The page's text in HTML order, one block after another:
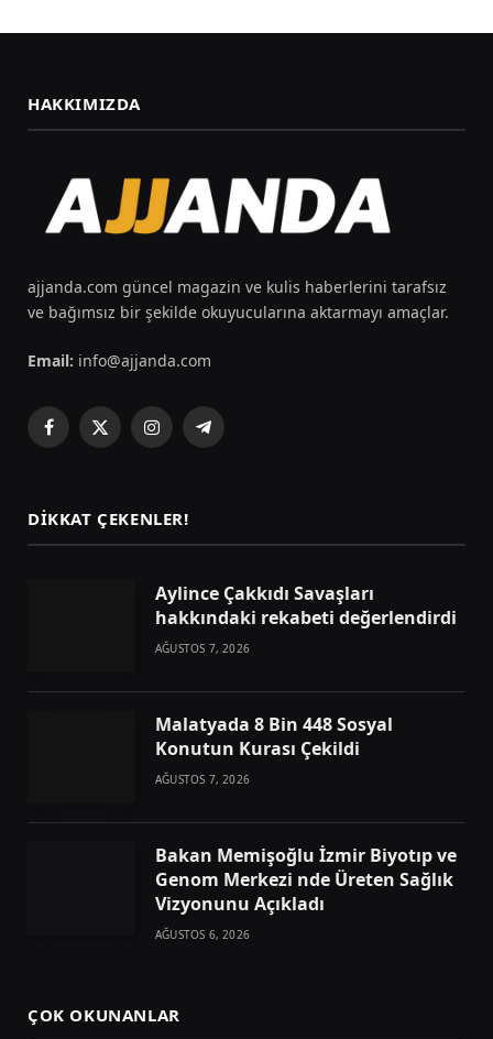
HAKKIMIZDA
ajjanda.com güncel magazin ve kulis haberlerini tarafsız
ve bağımsız bir şekilde okuyucularına aktarmayı amaçlar.
Email: info@ajjanda.com
Facebook
X
InstagramTelegram
DIKKAT ÇEKENLER!
Aylince Çakkıdı Savaşları
hakkındaki rekabeti değerlendirdi
AĞUSTOS 7, 2026
Malatyada 8 Bin 448 Sosyal
Konutun Kurası Çekildi
AĞUSTOS 7, 2026
Bakan Memişoğlu İzmir Biyotıp ve
Genom Merkezi nde Üreten Sağlık
Vizyonunu Açıkladı
AĞUSTOS 6, 2026
ÇOK OKUNANLAR